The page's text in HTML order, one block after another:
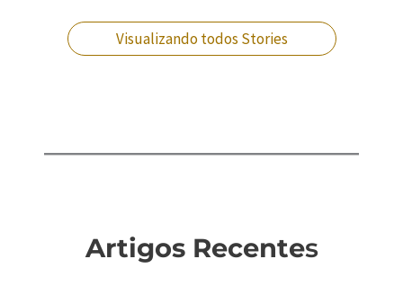
Visualizando todos Stories
Artigos Recentes